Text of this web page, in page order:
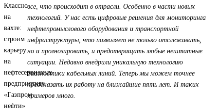
все, что происходит в отрасли. Особенно в части новых
технологий. У нас есть цифровые решения для мониторинга
нефтепромыслового оборудования и транспортной
инфраструктуры, что позволяет не только отслеживать,
но и прогнозировать, и предотвращать любые нештатные
ситуации. Недавно внедрили уникальную технологию
диагностики кабельных линий. Теперь мы можем точнее
предсказать их работу на ближайшие пять лет. И таких
примеров много.